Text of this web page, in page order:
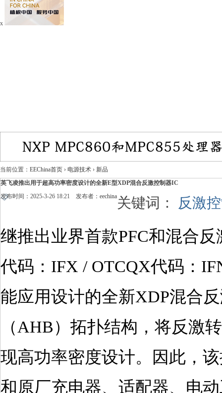
x
当前位置： EEChina首页 › 电源技术 › 新品
英飞凌推出用于超高功率密度设计的全新E型XDP混合反激控制器IC
发布时间：2025-3-26 18:21 发布者： eechina关键词： 反激
继推出业界首款PFC和混合
代码：IFX / OTCQX代码：
能应用设计的全新XDP混合
（AHB）拓扑结构，将反激
现高功率密度设计。因此，
和原厂充电器、适配器、电